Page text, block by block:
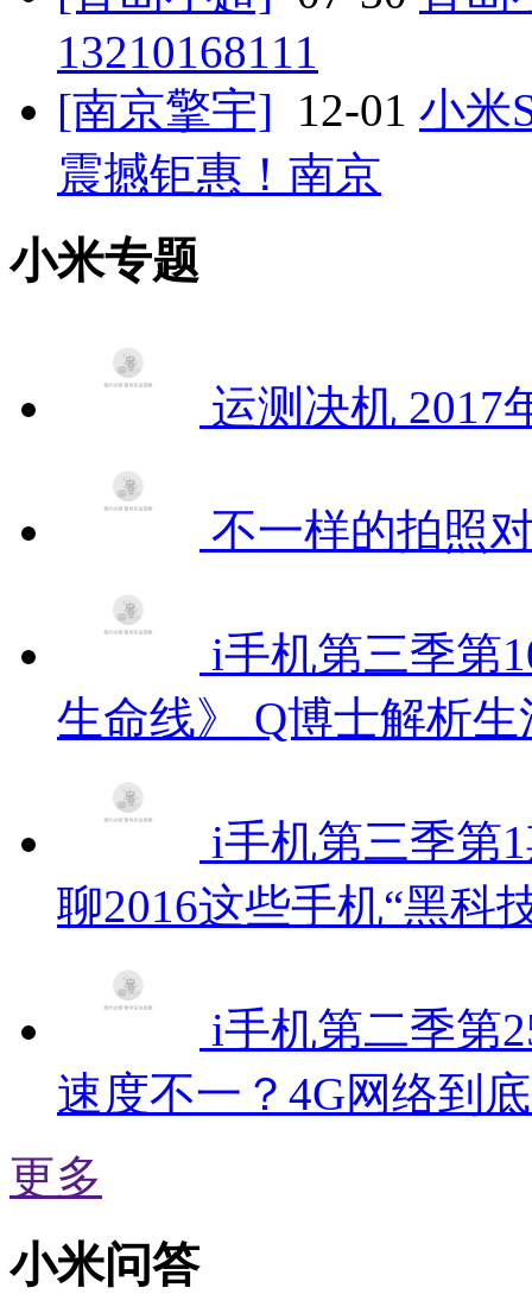
13210168111
[南京擎宇] 12-01 小米
震撼钜惠！南京
小米专题
运测决机 2017
不一样的拍照
i手机第三季第
生命线》 Q博士解析
i手机第三季第
聊2016这些手机“黑科
i手机第二季第
速度不一？4G网络到
更多
小米问答